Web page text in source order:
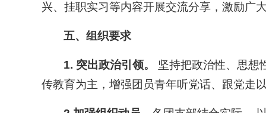
兴、挂职实习等内容开展交流分享，激励广
五、组织要求
1. 突出政治引领。
坚持把政治性、思想
传教育为主，增强团员青年听党话、跟党走